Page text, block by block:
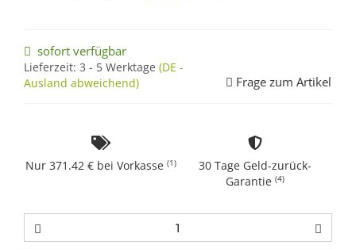
sofort verfügbar
Lieferzeit: 3 - 5 Werktage (DE -
Ausland abweichend)
Frage zum Artikel
Nur 371.42 € bei Vorkasse (1)
30 Tage Geld-zurück-
Garantie (4)